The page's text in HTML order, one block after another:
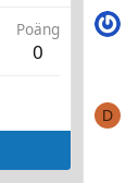
Poäng
0
D